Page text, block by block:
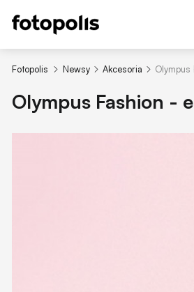
Fotopolis Newsy Akcesoria
Olympus Fashion -